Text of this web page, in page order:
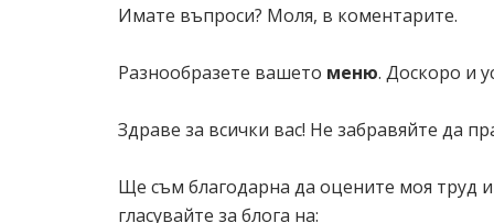
content: url(https://
Имате въпроси? Моля, в коментарите.
Разнообразете вашето меню. Доскоро и
Здраве за всички вас! Не забравяйте да
Ще съм благодарна да оцените моя труд
гласувайте за блога на: